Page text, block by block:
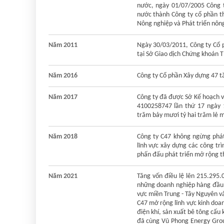
nước, ngày 01/07/2005
nước thành Công ty cổ phần
Nông nghiệp và Phát triển
Năm 2011
Ngày 30/03/2011, Công ty
tại Sở Giao dịch Chứng khoán
Năm 2016 Công ty Cổ phần Xây dựng 47
Năm 2017
Công ty đã được Sở Kế hoạch
4100258747 lần thứ 17
trăm bảy mươi tỷ hai trăm lẻ
Năm 2018
Công ty C47 không ngừng
lĩnh vực xây dựng các công
phấn đấu phát triển mở rộng
Năm 2021
Tăng vốn điều lệ lên
những doanh nghiệp hàng
vực miền Trung - Tây
C47 mở rộng lĩnh vực kinh
điện khí, sản xuất bê tông cấu
đã cùng Vũ Phong Energy